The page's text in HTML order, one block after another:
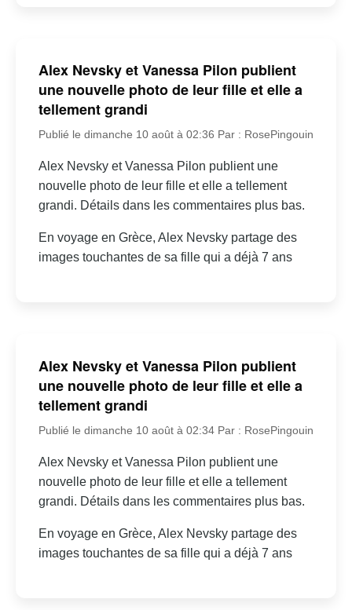
Alex Nevsky et Vanessa Pilon publient
une nouvelle photo de leur fille et elle a
tellement grandi
Publié le dimanche 10 août à 02:36 Par : RosePingouin
Alex Nevsky et Vanessa Pilon publient une
nouvelle photo de leur fille et elle a tellement
grandi. Détails dans les commentaires plus bas.
En voyage en Grèce, Alex Nevsky partage des
images touchantes de sa fille qui a déjà 7 ans
Alex Nevsky et Vanessa Pilon publient
une nouvelle photo de leur fille et elle a
tellement grandi
Publié le dimanche 10 août à 02:34 Par : RosePingouin
Alex Nevsky et Vanessa Pilon publient une
nouvelle photo de leur fille et elle a tellement
grandi. Détails dans les commentaires plus bas.
En voyage en Grèce, Alex Nevsky partage des
images touchantes de sa fille qui a déjà 7 ans